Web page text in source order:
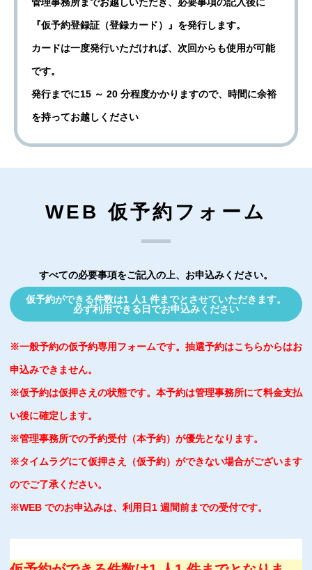
管理事務所までお越しいただき、必要事項の記入後に
『仮予約登録証（登録カード）』を発行します。
カードは一度発行いただければ、次回からも使用が可能
です。
発行までに15 ～ 20 分程度かかりますので、時間に余裕
を持ってお越しください
WEB 仮予約フォーム
すべての必要事項をご記入の上、お申込みください。
仮予約ができる件数は1 人1 件までとさせていただきます。
必ず利用できる日でお申込みください
※一般予約の仮予約専用フォームです。抽選予約はこちらからはお
申込みできません。
※仮予約は仮押さえの状態です。本予約は管理事務所にて料金支払
い後に確定します。
※管理事務所での予約受付（本予約）が優先となります。
※タイムラグにて仮押さえ（仮予約）ができない場合がございます
のでご了承ください。
※WEB でのお申込みは、利用日1 週間前までの受付です。